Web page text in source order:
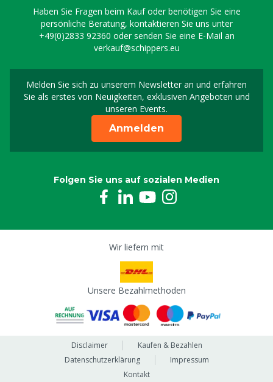
Haben Sie Fragen beim Kauf oder benötigen Sie eine
persönliche Beratung, kontaktieren Sie uns unter
+49(0)2833 92360 oder senden Sie eine E-Mail an
verkauf@schippers.eu
Melden Sie sich zu unserem Newsletter an und erfahren
Sie als erstes von Neuigkeiten, exklusiven Angeboten und
unseren Events.
Melden Sie sich für
Anmelden
Folgen Sie uns auf sozialen Medien
Wir liefern mit
Unsere Bezahlmethoden
Disclaimer
Kaufen & Bezahlen
Datenschutzerklärung
Impressum
Kontakt